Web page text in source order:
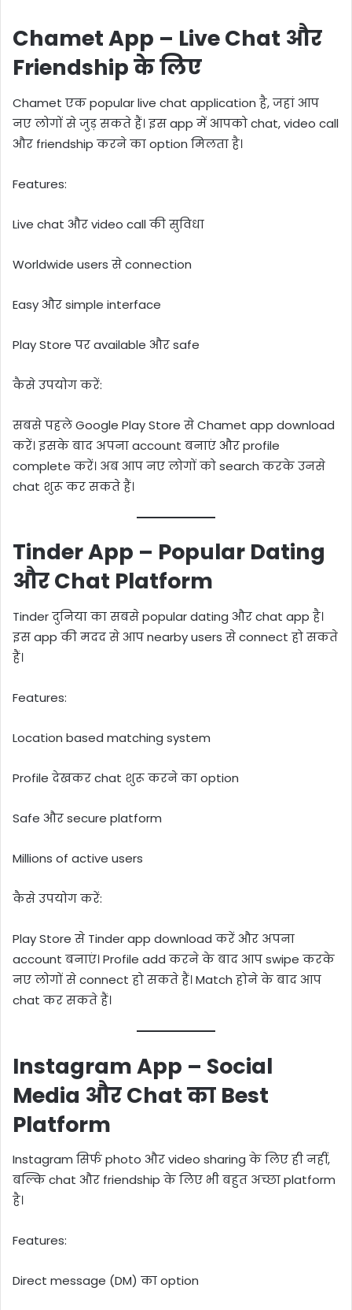
Chamet App – Live Chat और
Friendship के लिए
Chamet एक popular live chat application है, जहां आप
नए लोगों से जुड़ सकते हैं। इस app में आपको chat, video call
और friendship करने का option मिलता है।
Features:
Live chat और video call की सुविधा
Worldwide users से connection
Easy और simple interface
Play Store पर available और safe
कैसे उपयोग करें:
सबसे पहले Google Play Store से Chamet app download
करें। इसके बाद अपना account बनाएं और profile
complete करें। अब आप नए लोगों को search करके उनसे
chat शुरू कर सकते हैं।
Tinder App – Popular Dating
और Chat Platform
Tinder दुनिया का सबसे popular dating और chat app है।
इस app की मदद से आप nearby users से connect हो सकते
हैं।
Features:
Location based matching system
Profile देखकर chat शुरू करने का option
Safe और secure platform
Millions of active users
कैसे उपयोग करें:
Play Store से Tinder app download करें और अपना
account बनाएं। Profile add करने के बाद आप swipe करके
नए लोगों से connect हो सकते हैं। Match होने के बाद आप
chat कर सकते हैं।
Instagram App – Social
Media और Chat का Best
Platform
Instagram सिर्फ photo और video sharing के लिए ही नहीं,
बल्कि chat और friendship के लिए भी बहुत अच्छा platform
है।
Features:
Direct message (DM) का option